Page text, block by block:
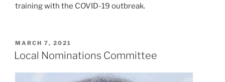
training with the COVID-19 outbreak.
POSTED
ON
MARCH 7, 2021
Local Nominations Committee